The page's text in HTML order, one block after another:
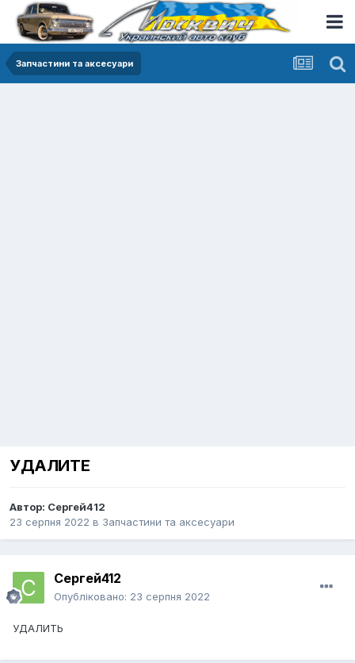
Запчастини та аксесуари
УДАЛИТЕ
Автор: Сергей412
23 серпня 2022 в Запчастини та аксесуари
Сергей412
Опубліковано: 23 серпня 2022
УДАЛИТЬ